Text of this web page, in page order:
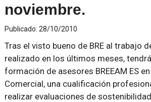
noviembre.
Publicado: 28/10/2010
Tras el visto bueno de BRE al trabajo
realizado en los últimos meses,
formación de asesores BREEAM ES
Comercial, una cualificación
realizar evaluaciones de